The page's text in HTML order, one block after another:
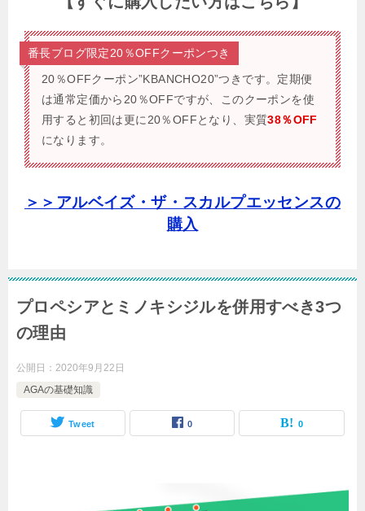
番長ブログ限定20％OFFクーポンつき
20％OFFクーポン”KBANCHO20”つきです。 定期便
は通常定価から20％OFFですが、このクーポンを使
用すると初回は更に20％OFFとなり、実質38％OFF
になります。
＞＞アルベイズ・ザ・スカルプエッセンスの
購入
プロペシアとミノキシジルを併用すべき3つ
の理由
公開日： 2020年9月22日
AGAの基礎知識
Tweet 0 0